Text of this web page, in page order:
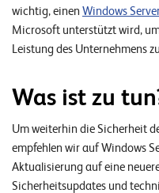
wichtig, einen Windows
Microsoft unterstützt wird,
Leistung des Unternehmens
Was ist zu
Um weiterhin die Sicherheit
empfehlen wir auf Windows
Aktualisierung auf eine
Sicherheitsupdates und